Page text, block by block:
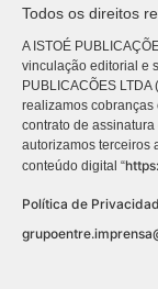
Todos os direitos
A ISTOÉ
vinculação editorial e
PUBLICACÕES
realizamos cobranças
contrato de
autorizamos terceiros
conteúdo digital “
Política de